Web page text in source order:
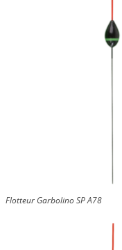
Flotteur Garbolino SP A78